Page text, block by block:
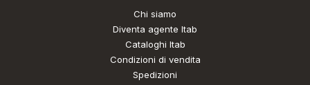
Chi siamo
Diventa agente Itab
Cataloghi Itab
Condizioni di vendita
Spedizioni